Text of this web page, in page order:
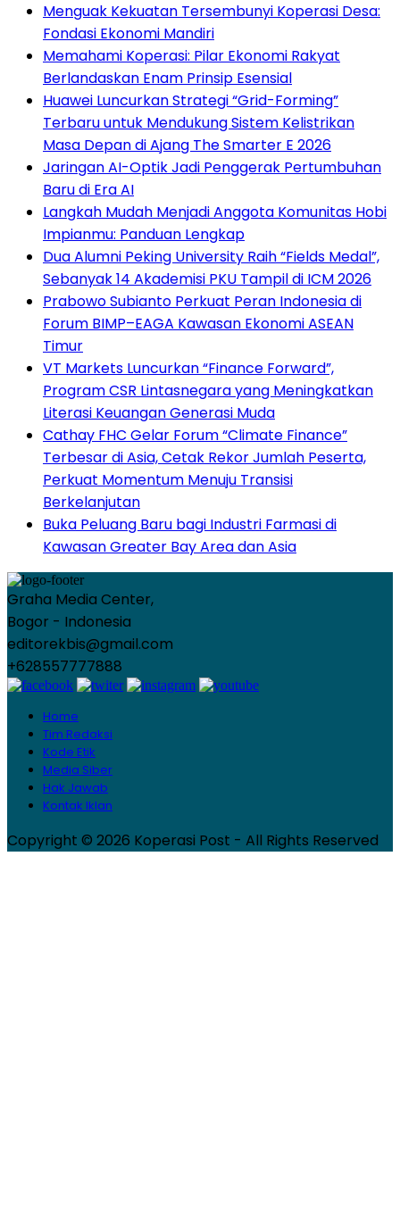
Menguak Kekuatan Tersembunyi Koperasi Desa:
Fondasi Ekonomi Mandiri
Memahami Koperasi: Pilar Ekonomi Rakyat
Berlandaskan Enam Prinsip Esensial
Huawei Luncurkan Strategi “Grid-Forming”
Terbaru untuk Mendukung Sistem Kelistrikan
Masa Depan di Ajang The Smarter E 2026
Jaringan AI-Optik Jadi Penggerak Pertumbuhan
Baru di Era AI
Langkah Mudah Menjadi Anggota Komunitas Hobi
Impianmu: Panduan Lengkap
Dua Alumni Peking University Raih “Fields Medal”,
Sebanyak 14 Akademisi PKU Tampil di ICM 2026
Prabowo Subianto Perkuat Peran Indonesia di
Forum BIMP–EAGA Kawasan Ekonomi ASEAN
Timur
VT Markets Luncurkan “Finance Forward”,
Program CSR Lintasnegara yang Meningkatkan
Literasi Keuangan Generasi Muda
Cathay FHC Gelar Forum “Climate Finance”
Terbesar di Asia, Cetak Rekor Jumlah Peserta,
Perkuat Momentum Menuju Transisi
Berkelanjutan
Buka Peluang Baru bagi Industri Farmasi di
Kawasan Greater Bay Area dan Asia
Graha Media Center,
Bogor - Indonesia
editorekbis@gmail.com
+628557777888
Home
Tim Redaksi
Kode Etik
Media Siber
Hak Jawab
Kontak Iklan
Copyright © 2026 Koperasi Post - All Rights Reserved